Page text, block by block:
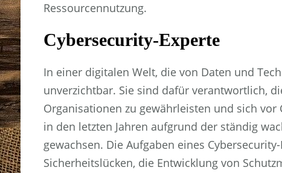
Ressourcennutzung.
Cybersecurity-Experte
In einer digitalen Welt, die von Daten und
unverzichtbar. Sie sind dafür verantwortlich,
Organisationen zu gewährleisten und sich
in den letzten Jahren aufgrund der ständig
gewachsen. Die Aufgaben eines
Sicherheitslücken, die Entwicklung von